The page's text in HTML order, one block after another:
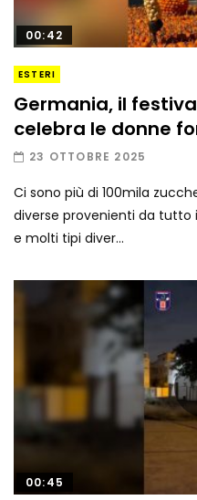
00:42
ESTERI
Germania, il
celebra le donne
23 OTTOBRE 2025
Ci sono più di 100mila
diverse provenienti da tutto
e molti tipi diver...
00:45